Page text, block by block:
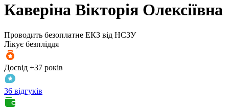
Каверіна Вікторія Олексіївна
Проводить безоплатне ЕКЗ від НСЗУ
Лікує безпліддя
Досвід +37 років
36 відгуків